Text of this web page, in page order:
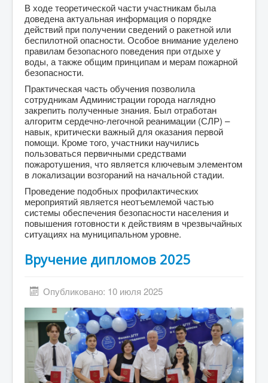
В ходе теоретической части участникам была
доведена актуальная информация о порядке
действий при получении сведений о ракетной или
беспилотной опасности. Особое внимание уделено
правилам безопасного поведения при отдыхе у
воды, а также общим принципам и мерам пожарной
безопасности.
Практическая часть обучения позволила
сотрудникам Администрации города наглядно
закрепить полученные знания. Был отработан
алгоритм сердечно-легочной реанимации (СЛР) –
навык, критически важный для оказания первой
помощи. Кроме того, участники научились
пользоваться первичными средствами
пожаротушения, что является ключевым элементом
в локализации возгораний на начальной стадии.
Проведение подобных профилактических
мероприятий является неотъемлемой частью
системы обеспечения безопасности населения и
повышения готовности к действиям в чрезвычайных
ситуациях на муниципальном уровне.
Вручение дипломов 2025
Опубликовано: 10 июля 2025